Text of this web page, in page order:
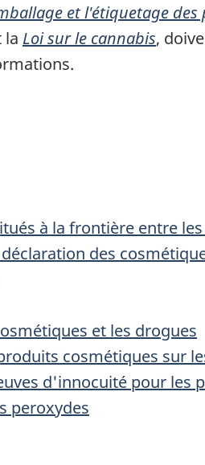
et l'étiquetage
la Loi sur le cannabis,
à la frontière entre
des
et les drogues
cosmétiques sur
d'innocuité pour
peroxydes